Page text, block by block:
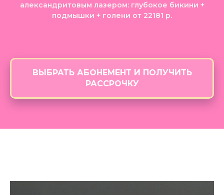
александритовым лазером: глубокое бикини +
подмышки + голени от 22181 р.
ВЫБРАТЬ АБОНЕМЕНТ И ПОЛУЧИТЬ
РАССРОЧКУ